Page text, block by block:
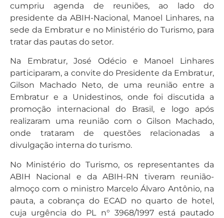
cumpriu agenda de reuniões, ao lado do
presidente da ABIH-Nacional, Manoel Linhares, na
sede da Embratur e no Ministério do Turismo, para
tratar das pautas do setor.
Na Embratur, José Odécio e Manoel Linhares
participaram, a convite do Presidente da Embratur,
Gilson Machado Neto, de uma reunião entre a
Embratur e a Unidestinos, onde foi discutida a
promoção internacional do Brasil, e logo após
realizaram uma reunião com o Gilson Machado,
onde trataram de questões relacionadas a
divulgação interna do turismo.
No Ministério do Turismo, os representantes da
ABIH Nacional e da ABIH-RN tiveram reunião-
almoço com o ministro Marcelo Álvaro Antônio, na
pauta, a cobrança do ECAD no quarto de hotel,
cuja urgência do PL n° 3968/1997 está pautado